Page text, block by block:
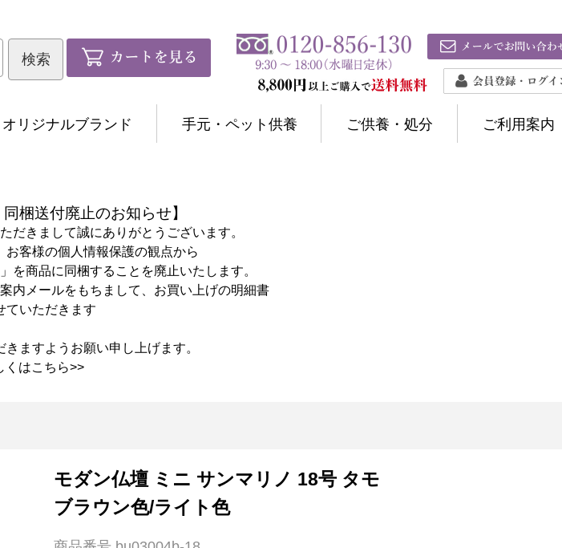
オリジナルブランド 手元・ペット供養 ご供養・処分 ご利用案内
梱送付廃止のお知らせ】
だきまして誠にありがとうございます。
お客様の個人情報保護の観点から
を商品に同梱することを廃止いたします。
内メールをもちまして、お買い上げの明細書
ていただきます
ますようお願い申し上げます。
くはこちら>>
モダン仏壇 ミニ サンマリノ 18号 タモ
ブラウン色/ライト色